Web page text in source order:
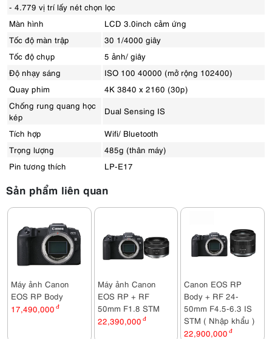
- 4.779 vị trí lấy nét chọn lọc
Màn hình
LCD 3.0inch cảm ứng
Tốc độ màn trập
30 1/4000 giây
Tốc độ chụp
5 ảnh/ giây
Độ nhạy sáng
ISO 100 40000 (mở rộng 102400)
Quay phim
4K 3840 x 2160 (30p)
Chống rung quang học
kép
Dual Sensing IS
Tích hợp
Wifi/ Bluetooth
Trọng lượng
485g (thân máy)
Pin tương thích
LP-E17
Sản phẩm liên quan
Máy ảnh Canon
EOS RP Body
17,490,000 đ
Máy ảnh Canon
EOS RP + RF
50mm F1.8 STM
22,390,000 đ
Canon EOS RP
Body + RF 24-
50mm F4.5-6.3 IS
STM ( Nhập khẩu )
22,900,000 đ